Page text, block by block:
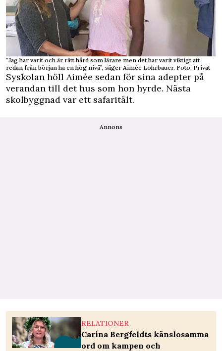
”Jag har varit och är rätt hård som lärare men det har varit viktigt att
redan från början ha en hög nivå”, säger Aimée Lohrbauer. Foto: Privat
Syskolan höll Aimée sedan för sina adepter på
verandan till det hus som hon hyrde. Nästa
skolbyggnad var ett safaritält.
Annons
RELATIONER
Carina Bergfeldts känslosamma
ord om kampen och